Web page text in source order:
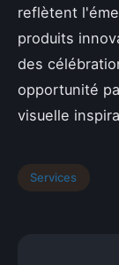
reflètent
produits
des
opportunité
visuelle
Services